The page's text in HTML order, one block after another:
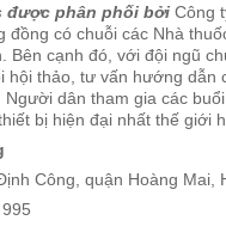
được phân phối bởi Công
có chuỗi các Nhà
Bên cạnh đó, với đội ngũ
hội thảo, tư vấn hướng
dân tham gia các
bị hiện đại nhất thế giới
Công, quận Hoàng Mai,